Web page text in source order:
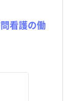
看護の働